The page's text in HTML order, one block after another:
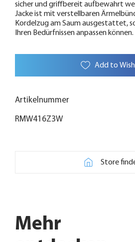
sicher und griffbereit aufbewahrt
Jacke ist mit verstellbaren
Kordelzug am Saum ausgestattet,
Ihren Bedürfnissen anpassen können.
Add to
Artikelnummer
RMW416Z3W
Store
Mehr